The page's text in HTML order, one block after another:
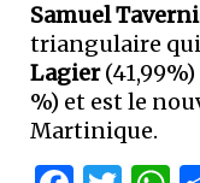
Samuel
triangulaire
Lagier
%) et est le
Martinique.